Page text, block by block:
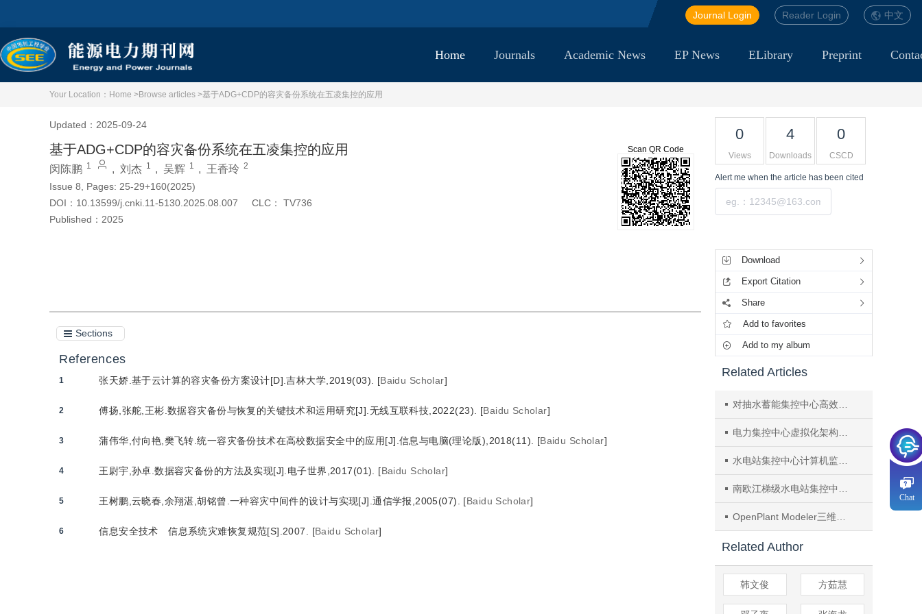
中文
Reader Login
Journal Login
Home Journals Academic News EP News ELibrary Preprint
Your Location： Home >Browse articles >基于ADG+CDP的容灾备份系统在五凌集控的应用
Updated：2025-09-24
基于ADG+CDP的容灾备份系统在五凌集控的应用
闵陈鹏 1 , 刘杰 1 , 吴辉 1 , 王香玲 2
Issue 8, Pages: 25-29+160(2025)
DOI： 10.13599/j.cnki.11-5130.2025.08.007 CLC：
TV736
Published： 2025
Scan QR Code
Sections
References
1 张天娇.基于云计算的容灾备份方案设计[D].吉林大学,2019(03). [Baidu Scholar]
2 傅扬,张舵,王彬.数据容灾备份与恢复的关键技术和运用研究[J].无线互联科技,2022(23). [Baidu Scholar]
3 蒲伟华,付向艳,樊飞转.统一容灾备份技术在高校数据安全中的应用[J].信息与电脑(理论版),2018(11). [Baidu Scholar]
4 王尉宇,孙卓.数据容灾备份的方法及实现[J].电子世界,2017(01). [Baidu Scholar]
5 王树鹏,云晓春,余翔湛,胡铭曾.一种容灾中间件的设计与实现[J].通信学报,2005(07). [Baidu Scholar]
6 信息安全技术 信息系统灾难恢复规范[S].2007. [Baidu Scholar]
0
Views
4
Downloads
0
CSCD
Alert me when the article has been cited
Download
Export Citation
Share
Add to favorites
Add to my album
Related Articles
对抽水蓄能集控中心高效监盘的探究
电力集控中心虚拟化架构设计与应用研究
水电站集控中心计算机监控系统设计与实施
南欧江梯级水电站集控中心方案设计
OpenPlant Modeler三维设计软件在大型水电站的应用分析
Related Author
韩文俊 方茹慧
Chat